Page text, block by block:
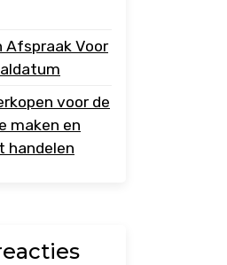
Afspraak Voor
voor de
maken en
handelen